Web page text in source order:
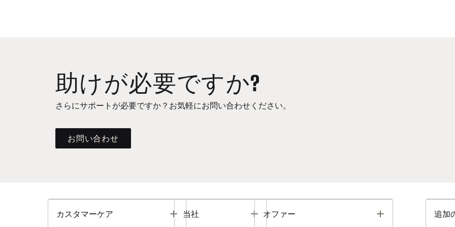
助けが必要ですか?
さらにサポートが必要ですか？お気軽にお問い合わせください。
お問い合わせ
カスタマーケア Toggle
当社 Toggle
オファー Toggle 追加